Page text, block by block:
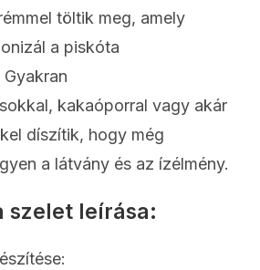
töltik meg, amely
a piskóta
kakaóporral vagy akár
díszítik, hogy még
a látvány és az ízélmény.
szelet leírása: